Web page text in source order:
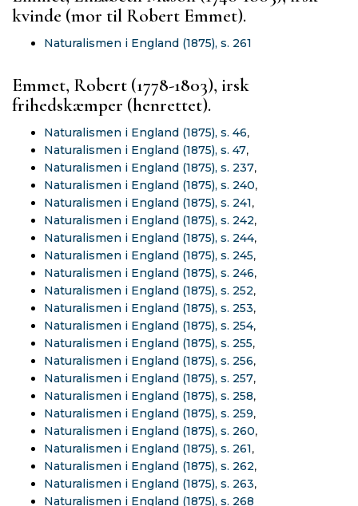
kvinde (mor til Robert Emmet).
Naturalismen i England (1875), s. 261
Emmet, Robert (1778-1803), irsk
frihedskæmper (henrettet).
Naturalismen i England (1875), s. 46,
Naturalismen i England (1875), s. 47,
Naturalismen i England (1875), s. 237,
Naturalismen i England (1875), s. 240,
Naturalismen i England (1875), s. 241,
Naturalismen i England (1875), s. 242,
Naturalismen i England (1875), s. 244,
Naturalismen i England (1875), s. 245,
Naturalismen i England (1875), s. 246,
Naturalismen i England (1875), s. 252,
Naturalismen i England (1875), s. 253,
Naturalismen i England (1875), s. 254,
Naturalismen i England (1875), s. 255,
Naturalismen i England (1875), s. 256,
Naturalismen i England (1875), s. 257,
Naturalismen i England (1875), s. 258,
Naturalismen i England (1875), s. 259,
Naturalismen i England (1875), s. 260,
Naturalismen i England (1875), s. 261,
Naturalismen i England (1875), s. 262,
Naturalismen i England (1875), s. 263,
Naturalismen i England (1875), s. 268